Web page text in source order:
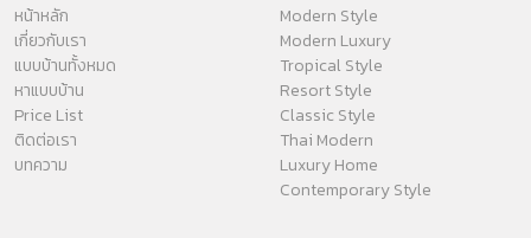
หน้าหลัก
เกี่ยวกับเรา
แบบบ้านทั้งหมด
หาแบบบ้าน
Price List
ติดต่อเรา
บทความ
Modern Style
Modern Luxury
Tropical Style
Resort Style
Classic Style
Thai Modern
Luxury Home
Contemporary Style